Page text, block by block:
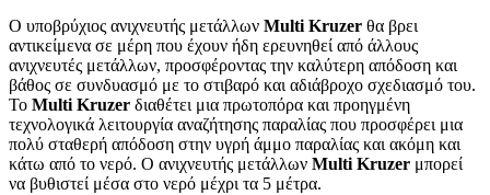
Ο υποβρύχιος ανιχνευτής μετάλλων Multi Kruzer θα βρει
αντικείμενα σε μέρη που έχουν ήδη ερευνηθεί από άλλους
ανιχνευτές μετάλλων, προσφέροντας την καλύτερη απόδοση και
βάθος σε συνδυασμό με το στιβαρό και αδιάβροχο σχεδιασμό του.
Το Multi Kruzer διαθέτει μια πρωτοπόρα και προηγμένη
τεχνολογικά λειτουργία αναζήτησης παραλίας που προσφέρει μια
πολύ σταθερή απόδοση στην υγρή άμμο παραλίας και ακόμη και
κάτω από το νερό. Ο ανιχνευτής μετάλλων Multi Kruzer μπορεί
να βυθιστεί μέσα στο νερό μέχρι τα 5 μέτρα.